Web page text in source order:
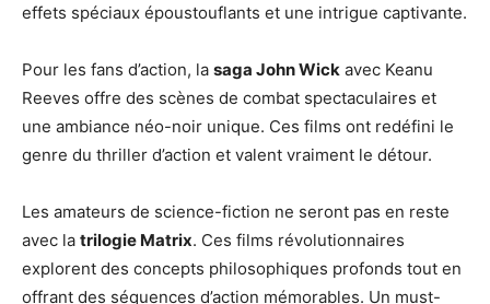
effets spéciaux époustouflants et une intrigue captivante.
Pour les fans d’action, la saga John Wick avec Keanu
Reeves offre des scènes de combat spectaculaires et
une ambiance néo-noir unique. Ces films ont redéfini le
genre du thriller d’action et valent vraiment le détour.
Les amateurs de science-fiction ne seront pas en reste
avec la trilogie Matrix. Ces films révolutionnaires
explorent des concepts philosophiques profonds tout en
offrant des séquences d’action mémorables. Un must-